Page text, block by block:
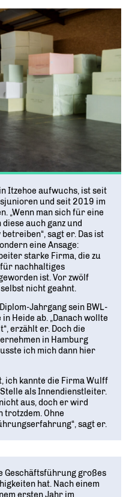
Itzehoe aufwuchs, ist seit
und seit 2019 im
„Wenn man sich für eine
auch ganz und
sagt er. Das ist
eine Ansage:
starke Firma, die zu
nachhaltiges
ist. Vor zwölf
nicht geahnt.
Jahrgang sein BWL-
Heide ab. „Danach wollte
erzählt er. Doch die
in Hamburg
ich mich dann hier
ich kannte die Firma Wulff
als Innendienstleiter.
aus, doch er wird
trotzdem. Ohne
sagt er.
Geschäftsführung großes
hat. Nach einem
ersten Jahr im